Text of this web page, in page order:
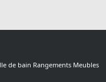
de bain Rangements Meubles